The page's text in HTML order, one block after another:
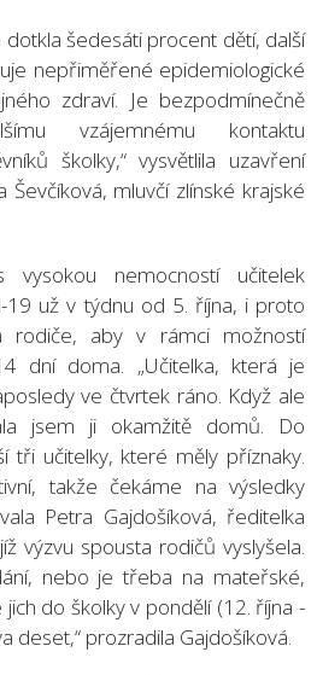
dotkla šedesáti procent dětí, další
nepřiměřené epidemiologické
zdraví. Je bezpodmínečně
vzájemnému kontaktu
školky,“ vysvětlila uzavření
mluvčí zlínské krajské
nemocností učitelek
už v týdnu od 5. října, i proto
rodiče, aby v rámci možností
dní doma. „Učitelka, která je
ve čtvrtek ráno. Když ale
jsem ji okamžitě domů. Do
tři učitelky, které měly příznaky.
takže čekáme na výsledky
Petra Gajdošíková, ředitelka
výzvu spousta rodičů vyslyšela.
nebo je třeba na mateřské,
do školky v pondělí (12. října -
deset,“ prozradila Gajdošíková.